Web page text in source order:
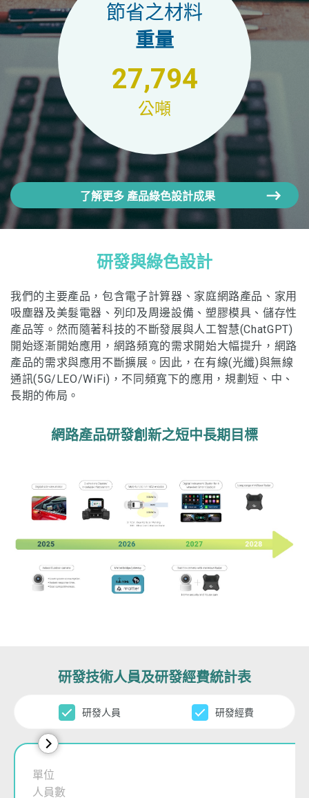
節省之材料
重量
27,794
公噸
了解更多 產品綠色設計成果
研發與綠色設計
我們的主要產品，包含電子計算器、家庭網路產品、家用
吸塵器及美髮電器、列印及周邊設備、塑膠模具、儲存性
產品等。然而隨著科技的不斷發展與人工智慧(ChatGPT)
開始逐漸開始應用，網路頻寬的需求開始大幅提升，網路
產品的需求與應用不斷擴展。因此，在有線(光纖)與無線
通訊(5G/LEO/WiFi)，不同頻寬下的應用，規劃短、中、
長期的佈局。
網路產品研發創新之短中長期目標
研發技術人員及研發經費統計表
研發人員 研發經費